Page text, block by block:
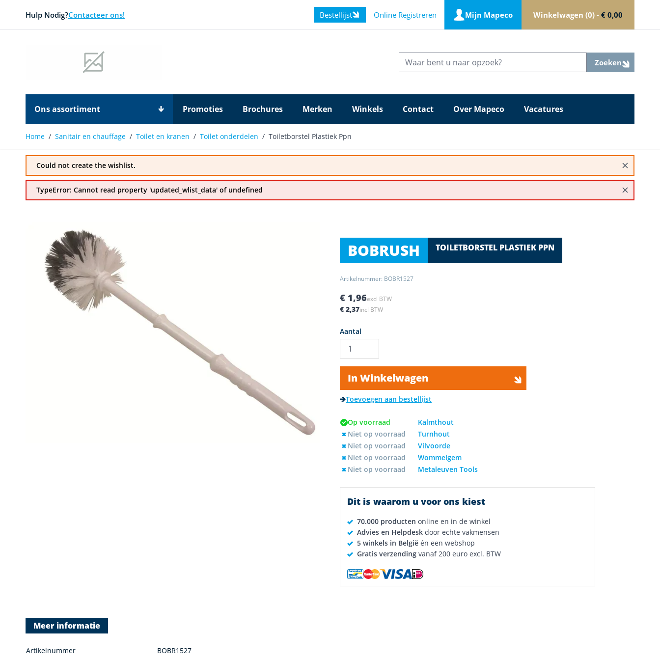
Hulp Nodig?Contacteer ons! Bestellijst Online Registreren Mijn Mapeco Winkelwagen 0 - € 0,00
Ons assortiment Promoties Brochures Merken Winkels Contact Over Mapeco Vacatures
Zoeken
Home / Sanitair en chauffage / Toilet en kranen / Toilet onderdelen / Toiletborstel Plastiek Ppn
Main image
Click to view image in fullscreen
€ 1,96excl BTW
€ 2,37incl BTW
In Winkelwagen
Toevoegen aan bestellijst
Op voorraad
Niet op voorraad
Niet op voorraad
Vilvoorde
Niet op voorraad
Wommelgem
Dit is waarom u voor ons kiest
70.000 producten online en in de winkel
Advies en Helpdeskdoor echte vakmensen
Product kenmerk
Product type Toiletten